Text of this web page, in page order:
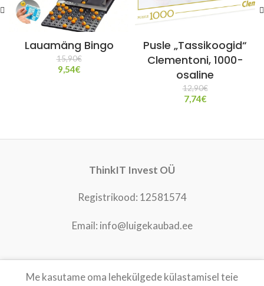
Lauamäng Bingo
15,90€
9,54€
Pusle „Tassikoogid“
Clementoni, 1000-
osaline
12,90€
7,74€
ThinkIT Invest OÜ
Registrikood: 12581574
Email: info@luigekaubad.ee
LUIGEKAUBAD 2021
Me kasutame oma lehekülgede külastamisel teie